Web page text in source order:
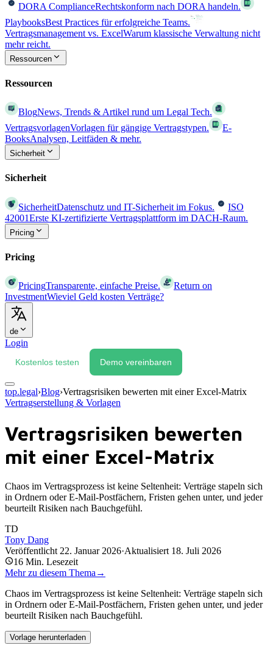
DORA ComplianceRechtskonform nach DORA handeln.
PlaybooksBest Practices für erfolgreiche Teams.
Vertragsmanagement vs. ExcelWarum klassische Verwaltung nicht
mehr reicht.
Ressourcen
Ressourcen
BlogNews, Trends & Artikel rund um Legal Tech.
VertragsvorlagenVorlagen für gängige Vertragstypen.
E-
BooksAnalysen, Leitfäden & mehr.
Sicherheit
Sicherheit
SicherheitDatenschutz und IT-Sicherheit im Fokus.
ISO
42001Erste KI-zertifizierte Vertragsplattform im DACH-Raum.
Pricing
Pricing
PricingTransparente, einfache Preise.
Return on
InvestmentWieviel Geld kosten Verträge?
de
Login
Kostenlos testen Demo vereinbaren
top.legal›Blog›Vertragsrisiken bewerten mit einer Excel-Matrix
Vertragserstellung & Vorlagen
Vertragsrisiken bewerten
mit einer Excel-Matrix
Chaos im Vertragsprozess ist keine Seltenheit: Verträge stapeln sich
in Ordnern oder E-Mail-Postfächern, Fristen gehen unter, und jeder
beurteilt Risiken nach Bauchgefühl.
TD
Tony Dang
Veröffentlicht 22. Januar 2026·Aktualisiert 18. Juli 2026
16 Min. Lesezeit
Mehr zu diesem Thema →
Chaos im Vertragsprozess ist keine Seltenheit: Verträge stapeln sich
in Ordnern oder E-Mail-Postfächern, Fristen gehen unter, und jeder
beurteilt Risiken nach Bauchgefühl.
Vorlage herunterladen